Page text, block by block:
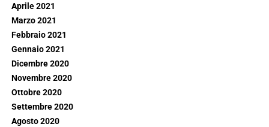
Aprile 2021
Marzo 2021
Febbraio 2021
Gennaio 2021
Dicembre 2020
Novembre 2020
Ottobre 2020
Settembre 2020
Agosto 2020